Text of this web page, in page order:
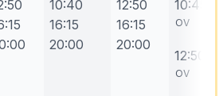
10:40
16:15
20:00
12:50
16:15
20:00
10:45
OV
12:50
OV